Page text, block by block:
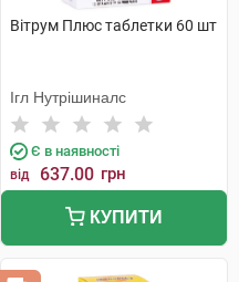
Вітрум Плюс таблетки 60 шт
Ігл Нутрішиналс
Є в наявності
від 637.00 грн
КУПИТИ